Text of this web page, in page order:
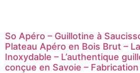
So Apéro – Guillotine à
Plateau Apéro en Bois Brut –
Inoxydable – L’authentique
conçue en Savoie –